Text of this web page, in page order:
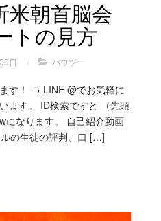
米朝首脳会
トの見方
日 / ハウツー
す！ → LINE @でお気軽に
ます。 ID検索ですと （先頭
になります。 自己紹介動画
の生徒の評判、口 […]